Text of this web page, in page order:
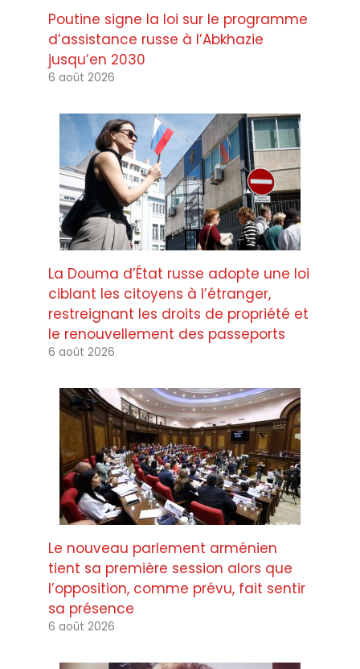
Poutine signe la loi sur le programme
d’assistance russe à l’Abkhazie
jusqu’en 2030
6 août 2026
La Douma d’État russe adopte une loi
ciblant les citoyens à l’étranger,
restreignant les droits de propriété et
le renouvellement des passeports
6 août 2026
Le nouveau parlement arménien
tient sa première session alors que
l’opposition, comme prévu, fait sentir
sa présence
6 août 2026